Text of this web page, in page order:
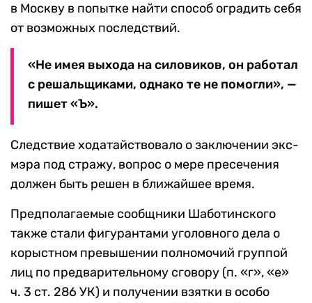
в Москву в попытке найти способ оградить себя
от возможных последствий.
«Не имея выхода на силовиков, он работал
с решальщиками, однако те не помогли», —
пишет «Ъ».
Следствие ходатайствовало о заключении экс-
мэра под стражу, вопрос о мере пресечения
должен быть решен в ближайшее время.
Предполагаемые сообщники Шаботинского
также стали фигурантами уголовного дела о
корыстном превышении полномочий группой
лиц по предварительному сговору (п. «г», «е»
ч. 3 ст. 286 УК) и получении взятки в особо